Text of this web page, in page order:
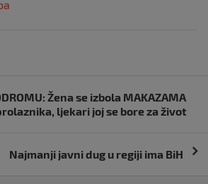
Žena se izbola MAKAZAMA
ljekari joj se bore za život
Najmanji javni dug u regiji ima BiH